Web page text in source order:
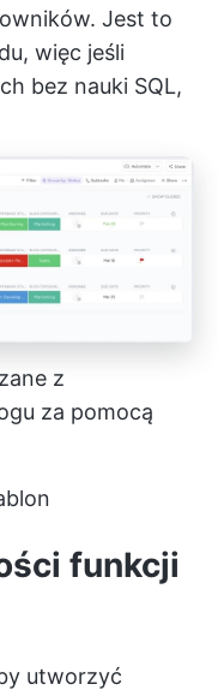
Jest to
więc jeśli
bez nauki SQL,
z
za pomocą
funkcji
utworzyć